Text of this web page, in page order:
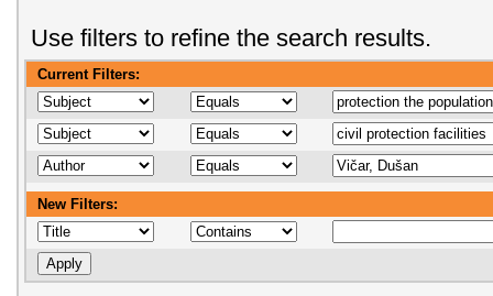
Use filters to refine the search results.
Current Filters:
New Filters: